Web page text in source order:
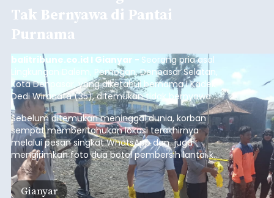
Tak Bernyawa di Pantai
Purnama
balitribune.co.id I Gianyar - Seorang pria asal
Lingkungan Dalem, Pemogan, Denpasar Selatan,
Kota Denpasar, yang diketahui bernama I Kadek
Dedi Wiranata (35), ditemukan tidak bernyawa di
pesisir Pantai Purnama, Sukawati.
Sebelum ditemukan meninggal dunia, korban
sempat memberitahukan lokasi terakhirnya
melalui pesan singkat WhatsApp dan juga
mengirimkan foto dua botol pembersih lantai ke
istrinya.
Gianyar